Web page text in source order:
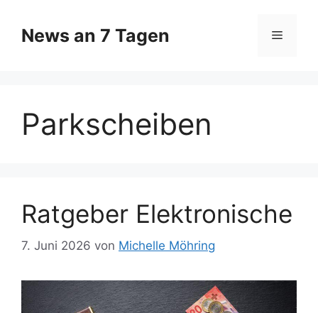
Inhalt
springen
News an 7 Tagen Menü
Parkscheiben
Ratgeber Elektronische
7. Juni 2026 von Michelle Möhring